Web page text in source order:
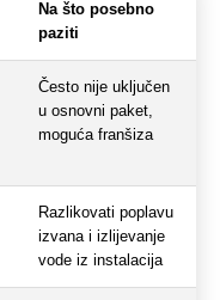
Na što posebno
paziti
Često nije uključen
u osnovni paket,
moguća franšiza
Razlikovati poplavu
izvana i izlijevanje
vode iz instalacija